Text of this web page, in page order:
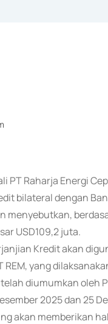
Raharja Energi
bilateral dengan
menyebutkan,
USD109,2 juta.
Kredit akan
REM, yang
diumumkan
2025 dan 25
akan memberikan